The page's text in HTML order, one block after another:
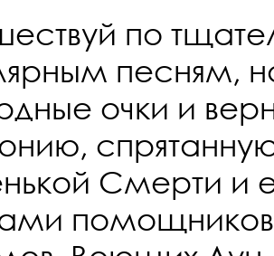
по
песням,
очки и
Смерти и